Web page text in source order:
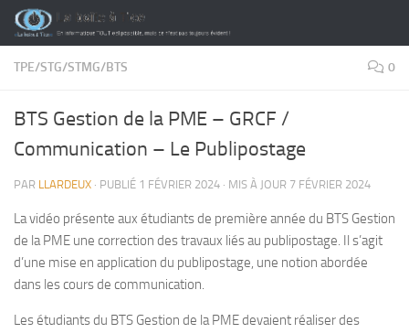
Skip to content
TPE/STG/STMG/BTS 0
BTS Gestion de la PME – GRCF /
Communication – Le Publipostage
PAR LLARDEUX · PUBLIÉ 1 FÉVRIER 2024 · MIS À JOUR 7 FÉVRIER 2024
La vidéo présente aux étudiants de première année du BTS Gestion
de la PME une correction des travaux liés au publipostage. Il s’agit
d’une mise en application du publipostage, une notion abordée
dans les cours de communication.
Les étudiants du BTS Gestion de la PME devaient réaliser des